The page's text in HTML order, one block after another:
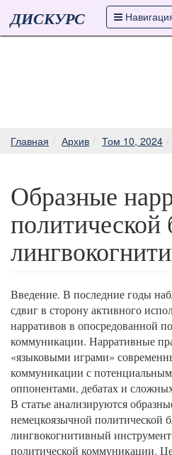
ДИСКУРС
Главная Архив Том 10, 2024
Образные
политической
Введение. В последние годы
сдвиг в сторону активного
нарративов в опосредованной
коммуникации. Нарративные
«языковыми играми»
коммуникации с
оппонентами, дебатах и
В статье анализируются
немецкоязычной политической
лингвокогнитивный
политической коммуникации.